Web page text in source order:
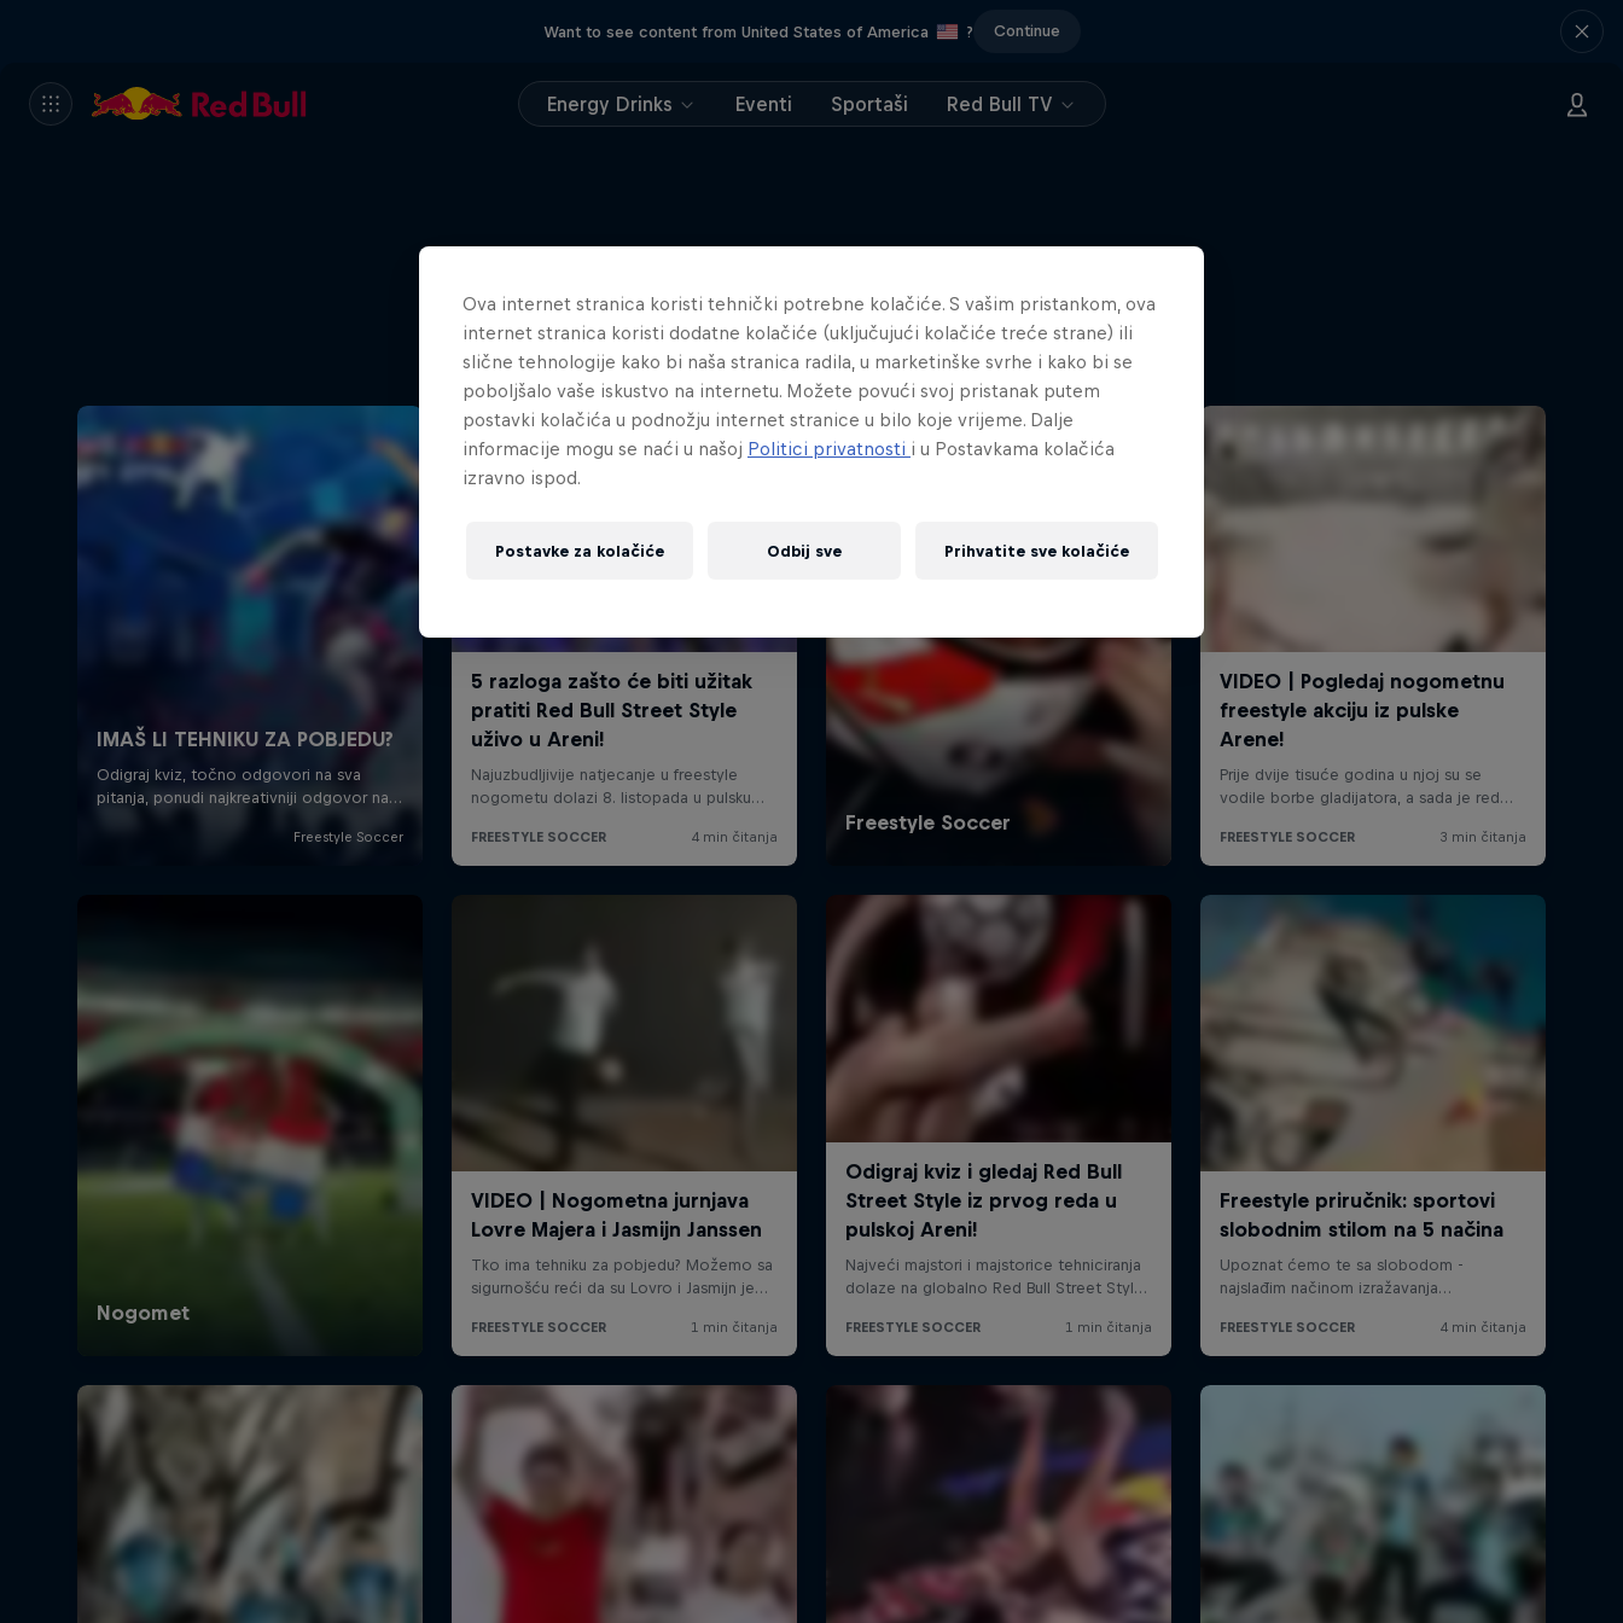
Want to see content from United States of America ? Continue
Energy Drinks Eventi Sportaši Red Bull TV
Sličan sadržaj
Ova internet stranica koristi tehnički potrebne kolačiće. S vašim pristankom, ova
internet stranica koristi dodatne kolačiće (uključujući kolačiće treće strane) ili
slične tehnologije kako bi naša stranica radila, u marketinške svrhe i kako bi se
poboljšalo vaše iskustvo na internetu. Možete povući svoj pristanak putem
postavki kolačića u podnožju internet stranice u bilo koje vrijeme. Dalje
informacije mogu se naći u našoj Politici privatnosti i u Postavkama kolačića
izravno ispod.
Postavke za kolačiće Odbij sve Prihvatite sve kolačiće